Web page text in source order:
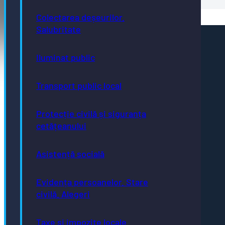
Colectarea deșeurilor.
Salubritate
Iluminat public
Transport public local
Protecție civilă și siguranța
cetățeanului
Asistență socială
Evidența persoanelor. Stare
civilă. Alegeri
Taxe și impozite locale
Adresă
Piaţa Centrală nr.6 Bistriţa, 420040
e-consultare.gov.ro